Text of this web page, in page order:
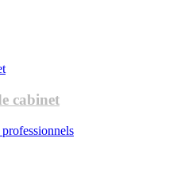
cabinet